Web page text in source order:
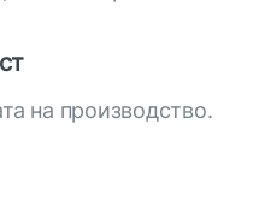
на производство.